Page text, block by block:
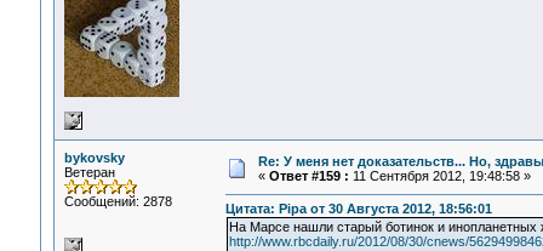
bykovsky
Ветеран
Сообщений: 2878
Re: У меня нет доказательств... Но,
« Ответ #159 : 11 Сентября 2012, 19:48:58 »
Цитата: Pipa от 30 Августа 2012, 18:56:01
На Марсе нашли старый ботинок и инопланетных
http://www.rbcdaily.ru/2012/08/30/cnews/